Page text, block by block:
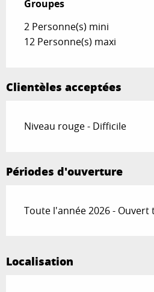
Groupes
Groupes
2 Personne(s) mini
12 Personne(s) maxi
Clientèles acceptées
Niveau rouge - Difficile
Périodes d'ouverture
Toute l'année 2026 - Ouvert
Localisation